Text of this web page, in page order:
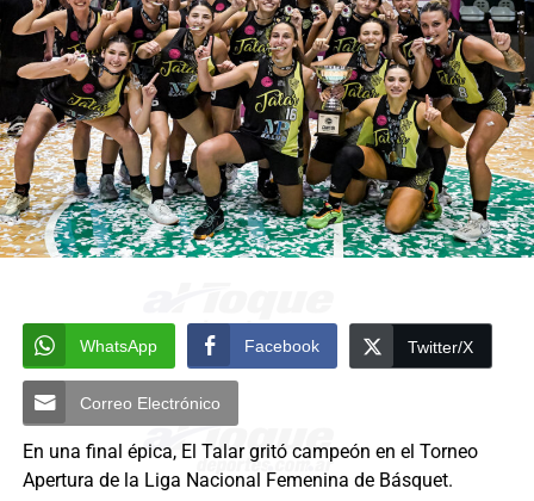
WhatsApp Facebook Twitter/X
Correo Electrónico
En una final épica, El Talar gritó campeón en el Torneo
Apertura de la Liga Nacional Femenina de Básquet.